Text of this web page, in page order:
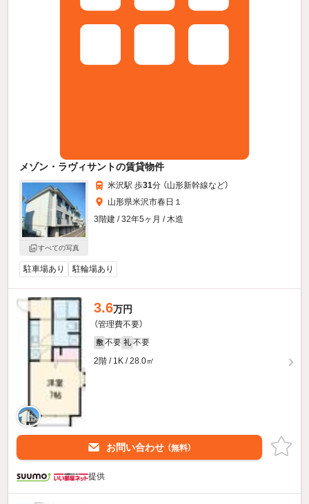
メゾン・ラヴィサントの賃貸物件
すべての写真
米沢駅 歩31分 （山形新幹線など）
山形県米沢市春日１
3階建 / 32年5ヶ月 / 木造
駐車場あり 駐輪場あり
3.6万円
（管理費不要）
敷 不要 礼 不要
2階 / 1K / 28.0㎡
お問い合わせ （無料）
提供